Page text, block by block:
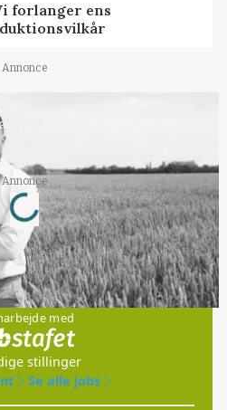
forlanger ens
Annonce
et røgslør om
Annonce
Loading...
med
stillinger
Se alle jobs